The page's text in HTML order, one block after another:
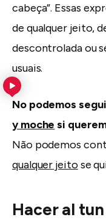
cabeça”. Essas
de qualquer jeito,
descontrolada ou
usuais.
No podemos
y moche si
Não podemos
qualquer jeitose
Hacer al